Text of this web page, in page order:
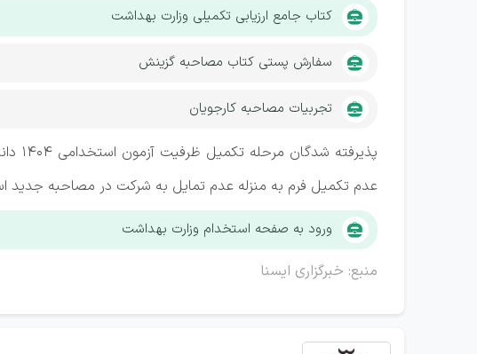
کتاب جامع ارزیابی تکمیلی وزارت بهداشت
سفارش پستی کتاب مصاحبه گزینش
تجربیات مصاحبه کارجویان
عدم تکمیل فرم به منزله عدم تمایل به شرکت در مصاحبه جدید
ورود به صفحه استخدام وزارت بهداشت
منبع: خبرگزاری ایسنا